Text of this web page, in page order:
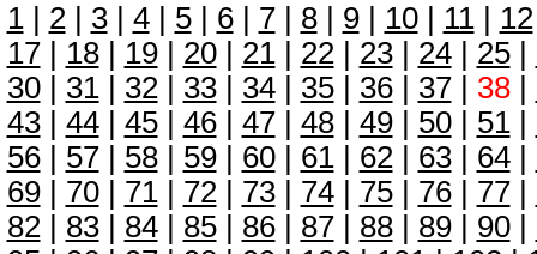
1| 2| 3| 4| 5| 6| 7| 8| 9| 10| 11| 12
17| 18| 19| 20| 21| 22| 23| 24| 25|
30| 31| 32| 33| 34| 35| 36| 37| 38|
43| 44| 45| 46| 47| 48| 49| 50| 51|
56| 57| 58| 59| 60| 61| 62| 63| 64|
69| 70| 71| 72| 73| 74| 75| 76| 77|
82| 83| 84| 85| 86| 87| 88| 89| 90|